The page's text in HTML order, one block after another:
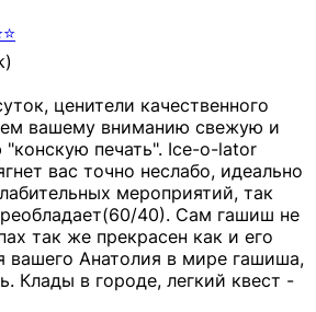
ценители качественного
вашему вниманию свежую и
печать". Ice-o-lator
вас точно неслабо, идеально
мероприятий, так
40). Сам гашиш не
так же прекрасен как и его
вашего Анатолия в мире гашиша,
Клады в городе, легкий квест -